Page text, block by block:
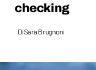
checking
DiSara Brugnoni